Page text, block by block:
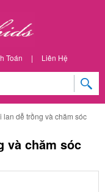
Toán | Liên Hệ
lan dễ trồng và chăm sóc
và chăm sóc